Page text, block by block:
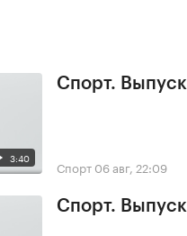
3:40
Спорт.
Спорт 06 авг, 22:09
Спорт.